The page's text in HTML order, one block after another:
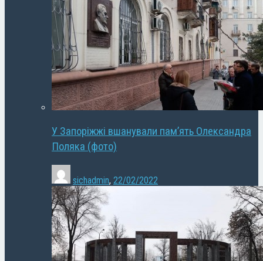
У Запоріжжі вшанували пам’ять Олександра
Поляка (фото)
sichadmin, 22/02/2022